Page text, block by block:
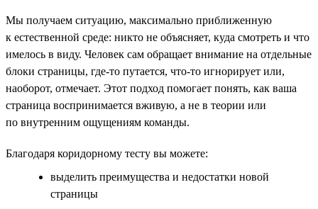
Мы получаем ситуацию, максимально приближенную
к естественной среде: никто не объясняет, куда смотреть и что
имелось в виду. Человек сам обращает внимание на отдельные
блоки страницы, где-то путается, что-то игнорирует или,
наоборот, отмечает. Этот подход помогает понять, как ваша
страница воспринимается вживую, а не в теории или
по внутренним ощущениям команды.
Благодаря коридорному тесту вы можете:
выделить преимущества и недостатки новой
страницы